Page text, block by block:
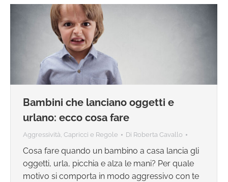
Bambini che lanciano oggetti e
urlano: ecco cosa fare
Aggressività, Capricci e Regole Di Roberta Cavallo
Cosa fare quando un bambino a casa lancia gli
oggetti, urla, picchia e alza le mani? Per quale
motivo si comporta in modo aggressivo con te